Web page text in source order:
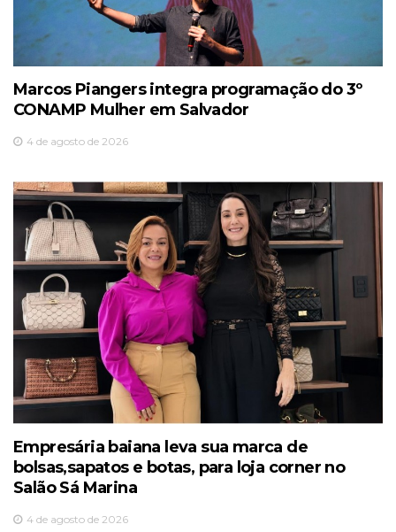
Marcos Piangers integra programação do 3º
CONAMP Mulher em Salvador
4 de agosto de 2026
Empresária baiana leva sua marca de
bolsas,sapatos e botas, para loja corner no
Salão Sá Marina
4 de agosto de 2026